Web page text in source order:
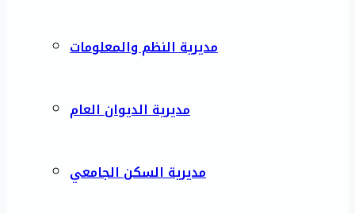
مديرية النظم والمعلومات
مديرية الديوان العام
مديرية السكن الجامعي